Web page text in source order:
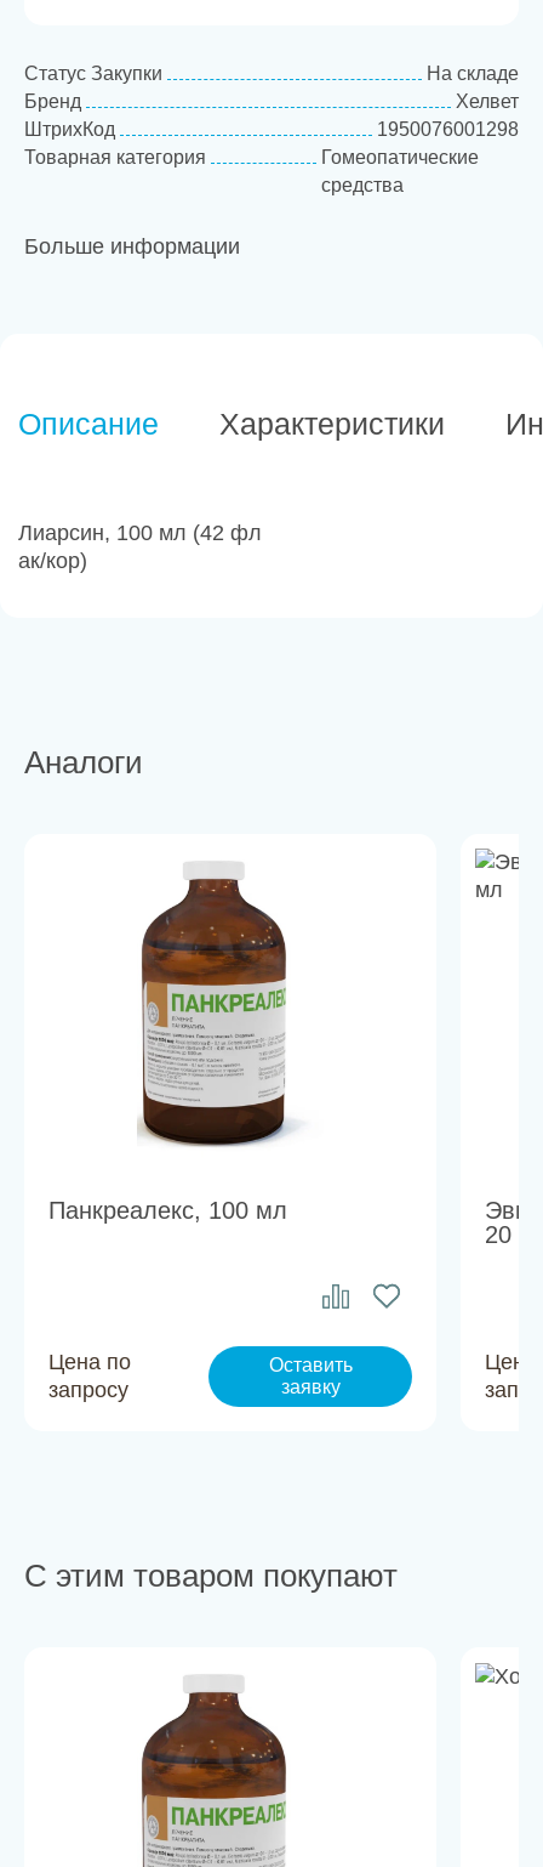
Статус Закупки
На складе
Бренд
Хелвет
ШтрихКод
1950076001298
Товарная категория
Гомеопатические
средства
Больше информации
Описание Характеристики
Лиарсин, 100 мл (42 фл
ак/кор)
Аналоги
Панкреалекс, 100 мл
Цена по
запросу
Оставить
заявку
20
Цена
С этим товаром покупают